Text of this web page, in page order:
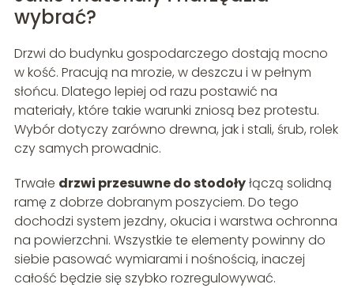
wybrać?
Drzwi do budynku gospodarczego dostają mocno
w kość. Pracują na mrozie, w deszczu i w pełnym
słońcu. Dlatego lepiej od razu postawić na
materiały, które takie warunki zniosą bez protestu.
Wybór dotyczy zarówno drewna, jak i stali, śrub, rolek
czy samych prowadnic.
Trwałe drzwi przesuwne do stodołyłączą solidną
ramę z dobrze dobranym poszyciem. Do tego
dochodzi system jezdny, okucia i warstwa ochronna
na powierzchni. Wszystkie te elementy powinny do
siebie pasować wymiarami i nośnością, inaczej
całość będzie się szybko rozregulowywać.